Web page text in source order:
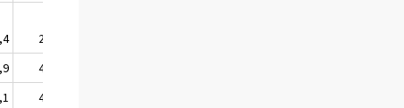
2,8
4,9
4,5